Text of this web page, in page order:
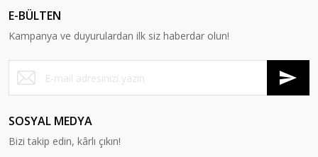
E-BÜLTEN
Kampanya ve duyurulardan ilk siz haberdar olun!
SOSYAL MEDYA
Bizi takip edin, kârlı çıkın!